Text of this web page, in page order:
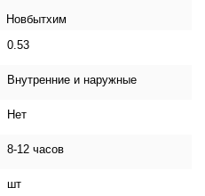
Новбытхим
0.53
Внутренние и наружные
Нет
8-12 часов
шт